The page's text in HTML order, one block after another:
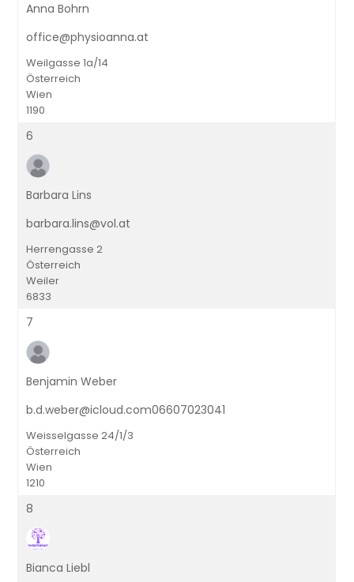
Anna Bohrn
office@physioanna.at
Weilgasse 1a/14
Österreich
Wien
1190
6
Barbara Lins
barbara.lins@vol.at
Herrengasse 2
Österreich
Weiler
6833
7
Benjamin Weber
b.d.weber@icloud.com06607023041
Weisselgasse 24/1/3
Österreich
Wien
1210
8
Bianca Liebl